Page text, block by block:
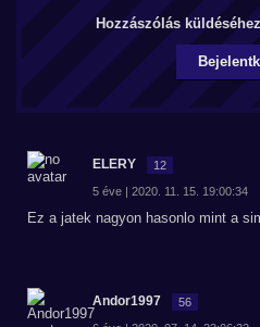
Hozzászólás
ELERY 12
5 éve | 2020. 11. 15. 19:00:34
Ez a jatek nagyon hasonlo mint a
Andor1997 56